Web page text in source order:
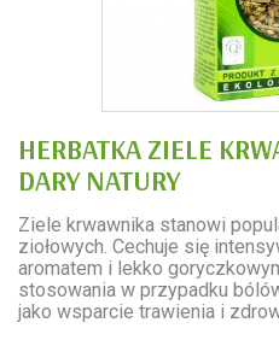
HERBATKA ZIELE
DARY NATURY
Ziele krwawnika stanowi
ziołowych. Cechuje się
aromatem i lekko
stosowania w przypadku
jako wsparcie trawienia i